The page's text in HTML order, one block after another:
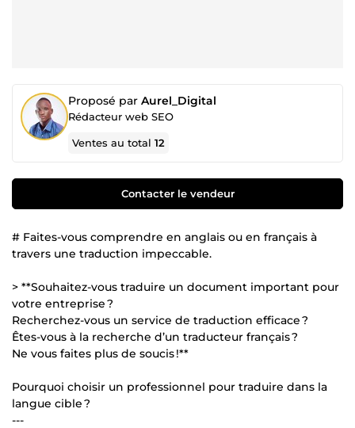
Proposé par Aurel_Digital
Rédacteur web SEO
Ventes au total12
Contacter le vendeur
# Faites-vous comprendre en anglais ou en français à
travers une traduction impeccable.
> **Souhaitez-vous traduire un document important pour
votre entreprise ?
Recherchez-vous un service de traduction efficace ?
Êtes-vous à la recherche d’un traducteur français ?
Ne vous faites plus de soucis !**
Pourquoi choisir un professionnel pour traduire dans la
langue cible ?
---